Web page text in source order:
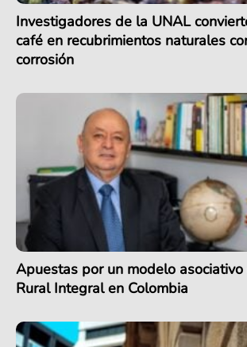
Investigadores de la UNAL
café en recubrimientos naturales
corrosión
Apuestas por un modelo
Rural Integral en Colombia